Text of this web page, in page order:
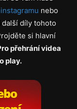
instagramu nebo
další díly tohoto
si hlavní
přehrání videa
play.